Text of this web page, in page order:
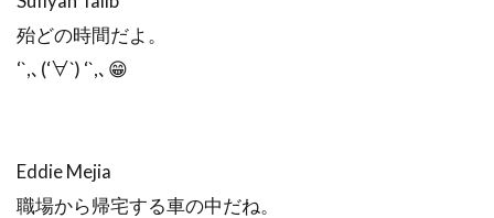
殆どの時間だよ。
‘`,､(‘∀`) ‘`,､😁
Eddie Mejia
職場から帰宅する車の中だね。